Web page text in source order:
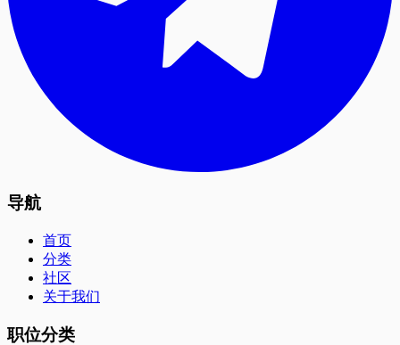
导航
首页
分类
社区
关于我们
职位分类